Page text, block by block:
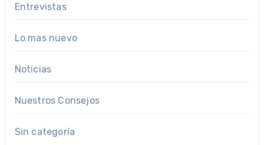
Entrevistas
Lo mas nuevo
Noticias
Nuestros Consejos
Sin categoría